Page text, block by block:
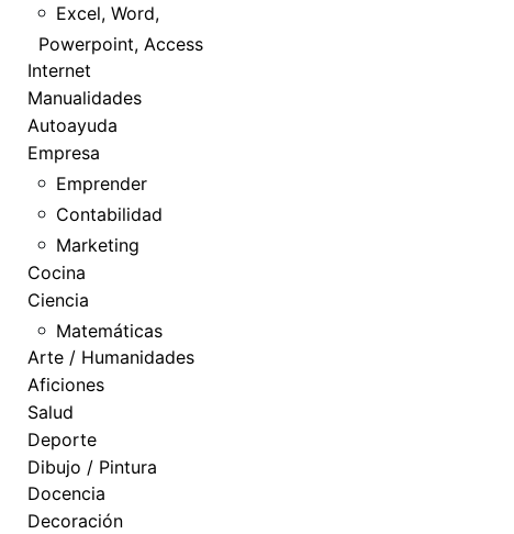
Excel, Word,
Powerpoint, Access
Internet
Manualidades
Autoayuda
Empresa
Emprender
Contabilidad
Marketing
Cocina
Ciencia
Matemáticas
Arte / Humanidades
Aficiones
Salud
Deporte
Dibujo / Pintura
Docencia
Decoración